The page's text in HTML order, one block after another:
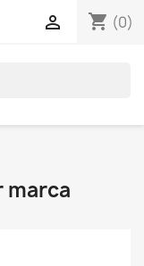
shopping_cart (0)

marca